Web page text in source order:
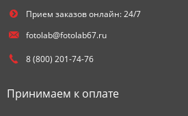
Прием заказов онлайн: 24/7
fotolab@fotolab67.ru
8 (800) 201-74-76
Принимаем к оплате